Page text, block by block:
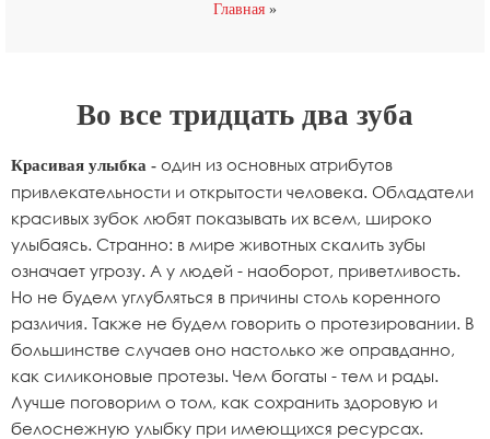
Главная
Во все тридцать два зуба
Красивая улыбка - один из основных атрибутов
привлекательности и открытости человека. Обладатели
красивых зубок любят показывать их всем, широко
улыбаясь. Странно: в мире животных скалить зубы
означает угрозу. А у людей - наоборот, приветливость.
Но не будем углубляться в причины столь коренного
различия. Также не будем говорить о протезировании. В
большинстве случаев оно настолько же оправданно,
как силиконовые протезы. Чем богаты - тем и рады.
Лучше поговорим о том, как сохранить здоровую и
белоснежную улыбку при имеющихся ресурсах.